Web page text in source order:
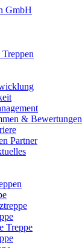
& Bewertungen
Partner
Treppe